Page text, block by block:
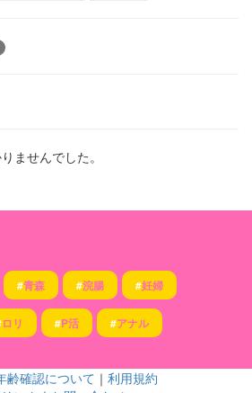
ませんでした。
#青森 #浣腸 #妊婦
ロリ #P活 #アナル
齢確認について ｜ 利用規約